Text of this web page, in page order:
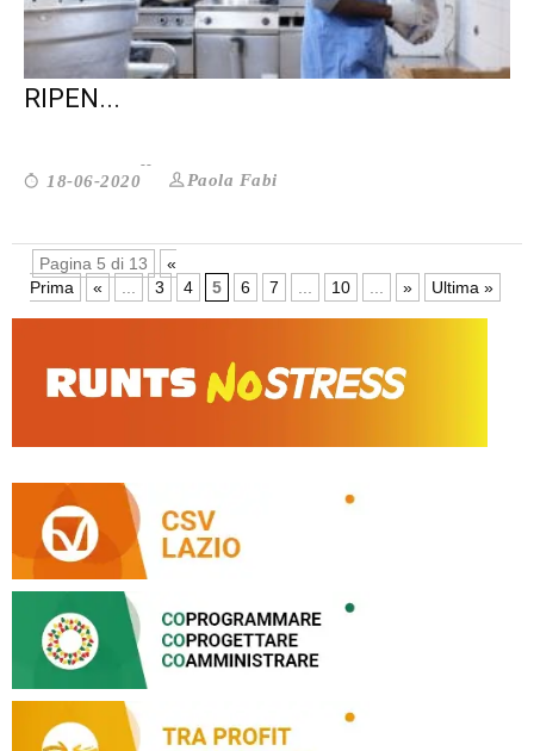
IN OGNUNO LA TRACCIA DI OGNUNO:
RIPEN...
18-06-2020 Paola Fabi
Pagina 5 di 13
«
Prima
« 3 4 5 6 7 10 » Ultima »